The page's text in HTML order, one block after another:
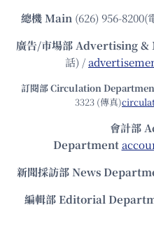
總機Main (626) 956-8200(
廣告/市場部Advertising &
話) /
訂閱部 Circulation
3323 (傳真)
會計部
Department
新聞採訪部 News
編輯部 Editorial